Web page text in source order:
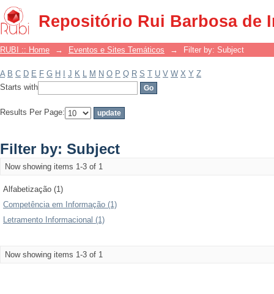
Repositório Rui Barbosa de
Filter by: Subject
RUBI :: Home → Eventos e Sites Temáticos → Filter by: Subject
A B C D E F G H J K L M N O P Q R S T U V W X Y Z
Starts with
Results Per Page:
Filter by: Subject
Now showing items 1-3 of 1
Alfabetização (1)
Competência em Informação (1)
Letramento Informacional (1)
Now showing items 1-3 of 1